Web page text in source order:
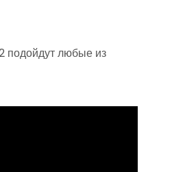
подойдут любые из